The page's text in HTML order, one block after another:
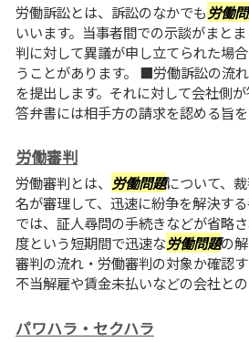
労働訴訟とは、訴訟のなかでも労働
いいます。当事者間での示談がまと
判に対して異議が申し立てられた場
うことがあります。 ■労働訴訟の流
を提出します。それに対して会社側が
答弁書には相手方の請求を認める旨
労働審判
労働審判とは、 労働問題について、
名が審理して、迅速に紛争を解決す
では、証人尋問の手続きなどが省略
度という短期間で迅速な労働問題の
審判の流れ・労働審判の対象か確認す
不当解雇や賃金未払いなどの会社との
パワハラ・セクハラ